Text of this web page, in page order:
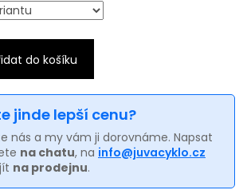
do košíku
jinde lepší cenu?
nás a my vám ji dorovnáme. Napsat
na chatu, na info@juvacyklo.cz
na prodejnu.